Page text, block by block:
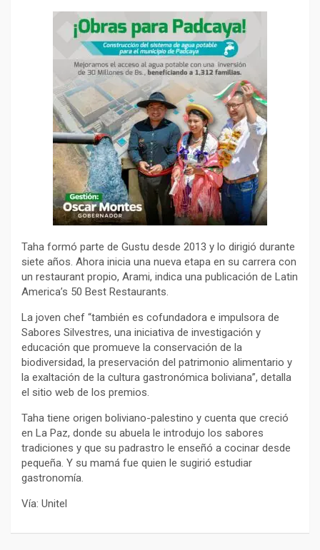
Taha formó parte de Gustu desde 2013 y lo dirigió durante
siete años. Ahora inicia una nueva etapa en su carrera con
un restaurant propio, Arami, indica una publicación de Latin
America’s 50 Best Restaurants.
La joven chef “también es cofundadora e impulsora de
Sabores Silvestres, una iniciativa de investigación y
educación que promueve la conservación de la
biodiversidad, la preservación del patrimonio alimentario y
la exaltación de la cultura gastronómica boliviana”, detalla
el sitio web de los premios.
Taha tiene origen boliviano-palestino y cuenta que creció
en La Paz, donde su abuela le introdujo los sabores
tradiciones y que su padrastro le enseñó a cocinar desde
pequeña. Y su mamá fue quien le sugirió estudiar
gastronomía.
Vía: Unitel